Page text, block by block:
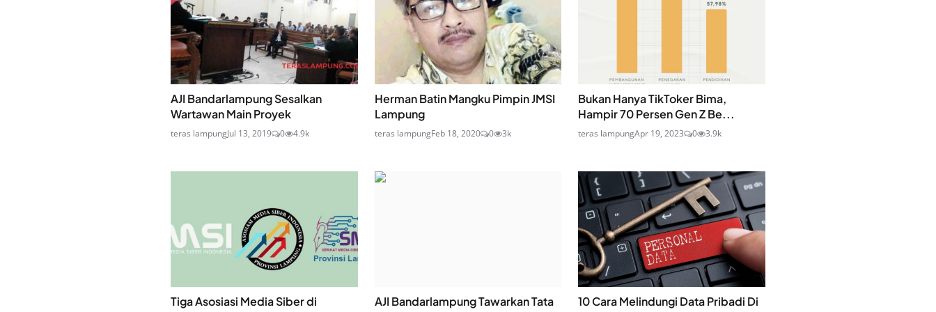
AJI Bandarlampung Sesalkan
Wartawan Main Proyek
teras lampungJul 13, 2019 0 4.9k
Herman Batin Mangku Pimpin JMSI
Lampung
teras lampungFeb 18, 2020 0 3k
Bukan Hanya TikToker Bima,
Hampir 70 Persen Gen Z Be...
teras lampungApr 19, 2023 0 3.9k
Tiga Asosiasi Media Siber di
AJI Bandarlampung Tawarkan Tata
10 Cara Melindungi Data Pribadi Di